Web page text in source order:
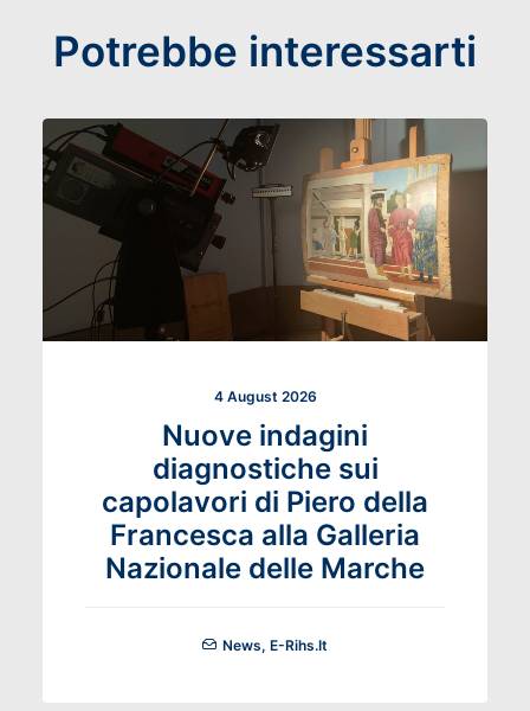
Potrebbe interessarti
4 August 2026
Nuove indagini
diagnostiche sui
capolavori di Piero della
Francesca alla Galleria
Nazionale delle Marche
News, E-Rihs.it